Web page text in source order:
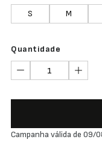
S M
Quantidade
Campanha válida de